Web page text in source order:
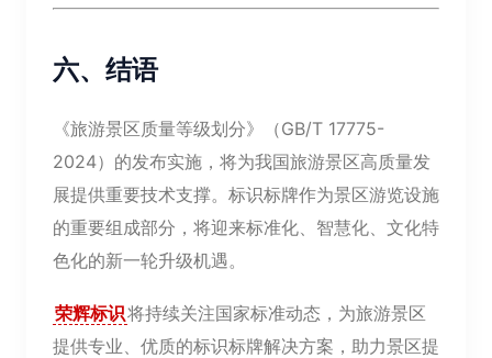
六、结语
《旅游景区质量等级划分》（GB/T 17775-
2024）的发布实施，将为我国旅游景区高质量发
展提供重要技术支撑。标识标牌作为景区游览设施
的重要组成部分，将迎来标准化、智慧化、文化特
色化的新一轮升级机遇。
荣辉标识将持续关注国家标准动态，为旅游景区
提供专业、优质的标识标牌解决方案，助力景区提